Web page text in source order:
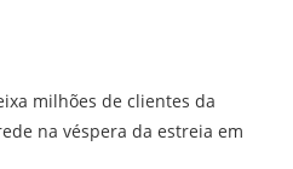
milhões de clientes da
na véspera da estreia em